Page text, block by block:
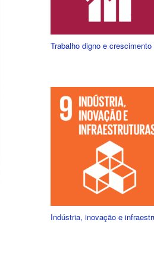
Trabalho digno e
Indústria, inovação e